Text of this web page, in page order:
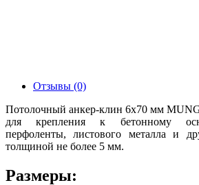
Отзывы (0)
Потолочный анкер-клин 6х70 мм
для крепления к бетонному
перфоленты, листового металла и
толщиной не более 5 мм.
Размеры: